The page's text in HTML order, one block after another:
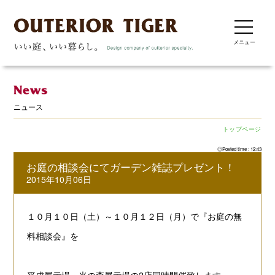
メニュー
ニュース
トップページ
◎Posted time : 12:43
お庭の相談会にてガーデン雑誌プレゼント！
2015年10月06日
１０月１０日（土）～１０月１２日（月）で『お庭の無
料相談会』 を